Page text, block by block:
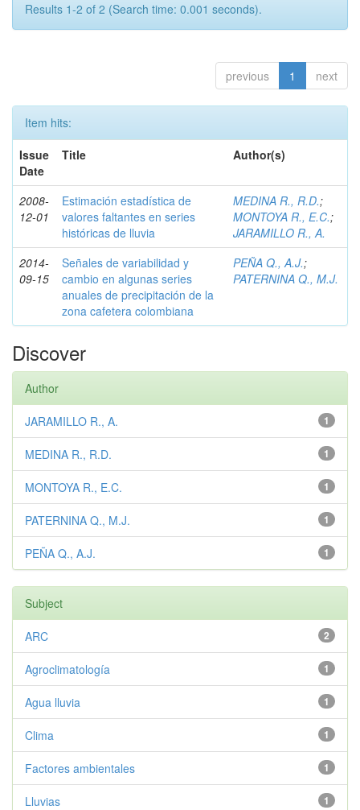
Results 1-2 of 2 (Search time: 0.001 seconds).
previous 1 next
Item hits:
Issue
Date
Title Author(s)
2008-
12-01
Estimación estadística de
valores faltantes en series
históricas de lluvia
MEDINA R., R.D.;
MONTOYA R., E.C.;
JARAMILLO R., A.
2014-
09-15
Señales de variabilidad y
cambio en algunas series
anuales de precipitación de la
zona cafetera colombiana
PEÑA Q., A.J.;
PATERNINA Q., M.J.
Discover
Author
1
JARAMILLO R., A.
1
MEDINA R., R.D.
1
MONTOYA R., E.C.
1
PATERNINA Q., M.J.
1
PEÑA Q., A.J.
Subject
2
ARC
1
Agroclimatología
1
Agua lluvia
1
Clima
1
Factores ambientales
1
Lluvias